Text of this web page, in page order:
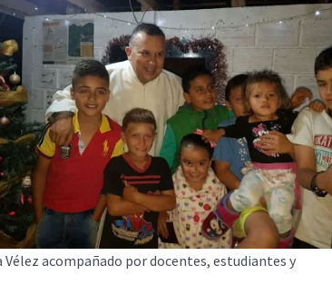
acompañado por docentes, estudiantes y